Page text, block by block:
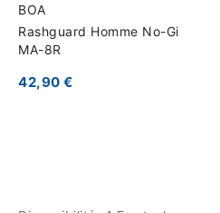
BOA
Rashguard Homme No-Gi
MA-8R
42,90 €